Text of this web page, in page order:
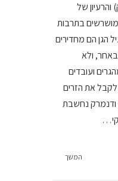
והרעיון של
בתרבות
הגן הם מחדירים
ולא
ועובדים
לקבל את הזרים
ודנמרק נחשבת
המשך